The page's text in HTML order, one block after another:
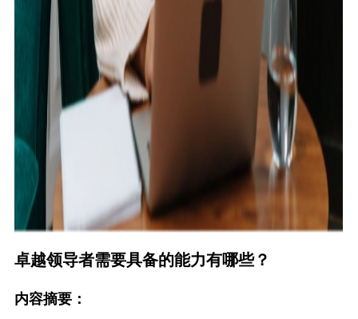
卓越领导者需要具备的能力有哪些？
内容摘要：